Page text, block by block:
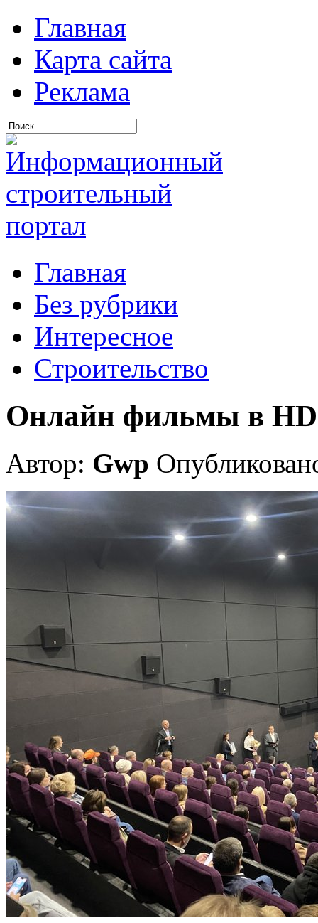
Главная
Карта сайта
Реклама
Главная
Без рубрики
Интересное
Строительство
Онлайн фильмы в HD
Автор: Gwp